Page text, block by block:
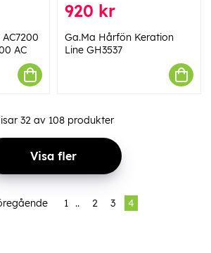
AC
920 kr
Ga.Ma Hårfön Keration
Line GH3537
32av 108produkter
Visa fler
1 .. 2 3 4